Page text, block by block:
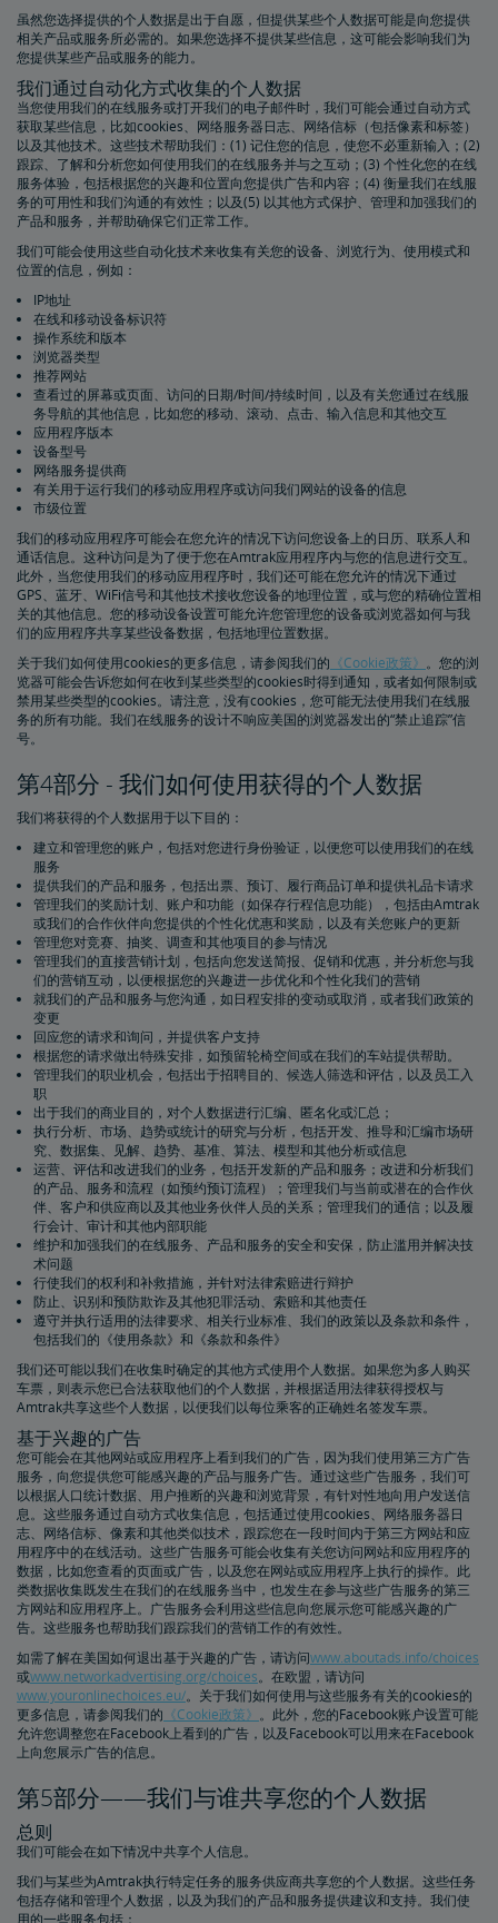
虽然您选择提供的个人数据是出于自愿，但提供某些个人数据可能是向您提供
相关产品或服务所必需的。如果您选择不提供某些信息，这可能会影响我们为
您提供某些产品或服务的能力。
我们通过自动化方式收集的个人数据
当您使用我们的在线服务或打开我们的电子邮件时，我们可能会通过自动方式
获取某些信息，比如cookies、网络服务器日志、网络信标（包括像素和标签）
以及其他技术。这些技术帮助我们：(1) 记住您的信息，使您不必重新输入；(2)
跟踪、了解和分析您如何使用我们的在线服务并与之互动；(3) 个性化您的在线
服务体验，包括根据您的兴趣和位置向您提供广告和内容；(4) 衡量我们在线服
务的可用性和我们沟通的有效性；以及(5) 以其他方式保护、管理和加强我们的
产品和服务，并帮助确保它们正常工作。
我们可能会使用这些自动化技术来收集有关您的设备、浏览行为、使用模式和
位置​​的信息，例如：
IP地址
在线和移动设备标识符
操作系统和版本
浏览器类型
推荐网站
查看过的屏幕或页面、访问的日期/时间/持续时间，以及有关您通过在线服
务导航的其他信息，比如您的移动、滚动、点击、输入信息和其他交互
应用程序版本
设备型号
网络服务提供商
有关用于运行我们的移动应用程序或访问我们网站的设备的信息
市级位置
我们的移动应用程序可能会在您允许的情况下访问您设备上的日历、联系人和
通话信息。这种访问是为了便于您在Amtrak应用程序内与您的信息进行交互。
此外，当您使用我们的移动应用程序时，我们还可能在您允许的情况下通过
GPS、蓝牙、WiFi信号和其他技术接收您设备的地理位置，或与您的精确位置相
关的其他信息。您的移动设备设置可能允许您管理您的设备或浏览器如何与我
们的应用程序共享某些设备数据，包括地理位置数据。
关于我们如何使用cookies的更多信息，请参阅我们的 《Cookie政策》 。您的浏
览器可能会告诉您如何在收到某些类型的cookies时得到通知，或者如何限制或
禁用某些类型的cookies。请注意，没有cookies，您可能无法使用我们在线服
务的所有功能。我们在线服务的设计不响应美国的浏览器发出的“禁止追踪”信
号。
第4部分 - 我们如何使用获得的个人数据
我们将获得的个人数据用于以下目的：
建立和管理您的账户，包括对您进行身份验证，以便您可以使用我们的在线
服务
提供我们的产品和服务，包括出票、预订、履行商品订单和提供礼品卡请求
管理我们的奖励计划、账户和功能（如保存行程信息功能），包括由Amtrak
或我们的合作伙伴向您提供的个性化优惠和奖励，以及有关您账户的更新
管理您对竞赛、抽奖、调查和其他项目的参与情况
管理我们的直接营销计划，包括向您发送简报、促销和优惠，并分析您与我
们的营销互动，以便根据您的兴趣进一步优化和个性化我们的营销
就我们的产品和服务与您沟通，如日程安排的变动或取消，或者我们政策的
变更
回应您的请求和询问，并提供客户支持
根据您的请求做出特殊安排，如预留轮椅空间或在我们的车站提供帮助。
管理我们的职业机会，包括出于招聘目的、候选人筛选和评估，以及员工入
职
出于我们的商业目的，对个人数据进行汇编、匿名化或汇总；
执行分析、市场、趋势或统计的研究与分析，包括开发、推导和汇编市场研
究、数据集、见解、趋势、基准、算法、模型和其他分析或信息
运营、评估和改进我们的业务，包括开发新的产品和服务；改进和分析我们
的产品、服务和流程（如预约预订流程）；管理我们与当前或潜在的合作伙
伴、客户和供应商以及其他业务伙伴人员的关系；管理我们的通信；以及履
行会计、审计和其他内部职能
维护和加强我们的在线服务、产品和服务的安全和安保，防止滥用并解决技
术问题
行使我们的权利和补救措施，并针对法律索赔进行辩护
防止、识别和预防欺诈及其他犯罪活动、索赔和其他责任
遵守并执行适用的法律要求、相关行业标准、我们的政策以及条款和条件，
包括我们的《使用条款》和《条款和条件》
我们还可能以我们在收集时确定的其他方式使用个人数据。如果您为多人购买
车票，则表示您已合法获取他们的个人数据，并根据适用法律获得授权与
Amtrak共享这些个人数据，以便我们以每位乘客的正确姓名签发车票。
基于兴趣的广告
您可能会在其他网站或应用程序上看到我们的广告，因为我们使用第三方广告
服务，向您提供您可能感兴趣的产品与服务广告。通过这些广告服务，我们可
以根据人口统计数据、用户推断的兴趣和浏览背景，有针对性地向用户发送信
息。这些服务通过自动方式收集信息，包括通过使用cookies、网络服务器日
志、网络信标、像素和其他类似技术，跟踪您在一段时间内于第三方网站和应
用程序中的在线活动。这些广告服务可能会收集有关您访问网站和应用程序的
数据，比如您查看的页面或广告，以及您在网站或应用程序上执行的操作。此
类数据收集既发生在我们的在线服务当中，也发生在参与这些广告服务的第三
方网站和应用程序上。广告服务会利用这些信息向您展示您可能感兴趣的广
告。这些服务也帮助我们跟踪我们的营销工作的有效性。
如需了解在美国如何退出基于兴趣的广告，请访问www.aboutads.info/choices
或www.networkadvertising.org/choices。在欧盟，请访问
www.youronlinechoices.eu/。关于我们如何使用与这些服务有关的cookies的
更多信息，请参阅我们的 《Cookie政策》 。此外，您的Facebook账户设置可能
允许您调整您在Facebook上看到的广告，以及Facebook可以用来在Facebook
上向您展示广告的信息。
第5部分——我们与谁共享您的个人数据
总则
我们可能会在如下情况中共享个人信息。
我们与某些为Amtrak执行特定任务的服务供应商共享您的个人数据。这些任务
包括存储和管理个人数据，以及为我们的产品和服务提供建议和支持。我们使
用的一些服务包括：